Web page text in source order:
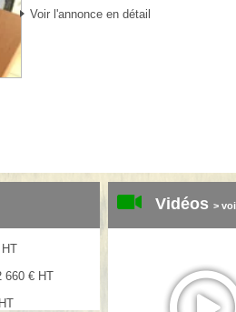
Voir l'annonce en détail
HT
660 € HT
HT
Vidéos >